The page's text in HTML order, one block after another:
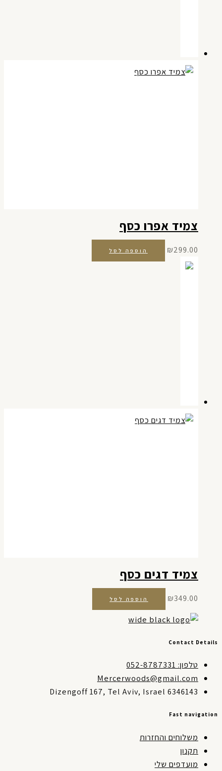
צמיד אפרו כסף
₪299.00 הוספה לסל
צמיד דגים כסף
₪349.00 הוספה לסל
Contact
טלפון: 052-8787331
Mercerwoods@gmail.com
Dizengoff 167, Tel Aviv, Israel 6346143
Fast
משלוחים והחזרות
תקנון
מועדפים שלי